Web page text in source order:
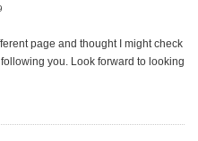
page and thought I might check
you. Look forward to looking